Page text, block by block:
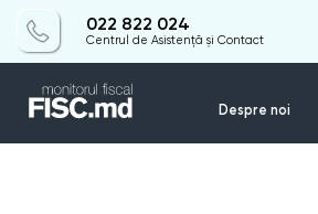
022 822 024
Centrul de Asistență și Contact
Despre noi